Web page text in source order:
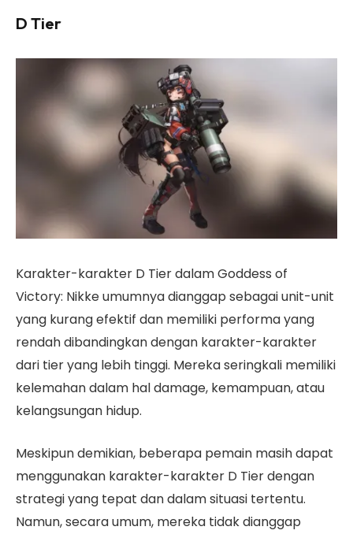
D Tier
Karakter-karakter D Tier dalam Goddess of
Victory: Nikke umumnya dianggap sebagai unit-unit
yang kurang efektif dan memiliki performa yang
rendah dibandingkan dengan karakter-karakter
dari tier yang lebih tinggi. Mereka seringkali memiliki
kelemahan dalam hal damage, kemampuan, atau
kelangsungan hidup.
Meskipun demikian, beberapa pemain masih dapat
menggunakan karakter-karakter D Tier dengan
strategi yang tepat dan dalam situasi tertentu.
Namun, secara umum, mereka tidak dianggap